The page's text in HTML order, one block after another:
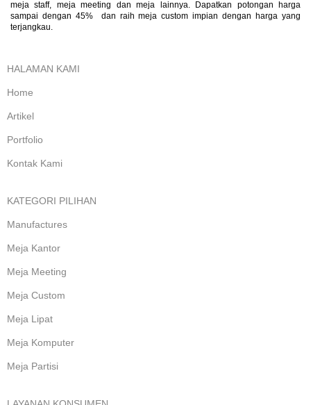
meja staff, meja meeting dan meja lainnya. Dapatkan potongan harga
sampai dengan 45% dan raih meja custom impian dengan harga yang
terjangkau.
HALAMAN KAMI
Home
Artikel
Portfolio
Kontak Kami
KATEGORI PILIHAN
Manufactures
Meja Kantor
Meja Meeting
Meja Custom
Meja Lipat
Meja Komputer
Meja Partisi